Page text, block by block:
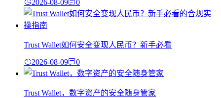
2026-08-09 0
Trust Wallet如何安全变现人民币？新手必看
2026-08-09 0
Trust Wallet，数字资产的安全随身管家